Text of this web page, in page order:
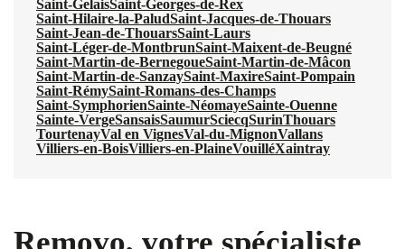
Saint-GelaisSaint-Georges-de-Rex
Saint-Hilaire-la-PaludSaint-Jacques-de-Thouars
Saint-Jean-de-ThouarsSaint-Laurs
Saint-Léger-de-MontbrunSaint-Maixent-de-Beugné
Saint-Martin-de-BernegoueSaint-Martin-de-Mâcon
Saint-Martin-de-SanzaySaint-MaxireSaint-Pompain
Saint-RémySaint-Romans-des-Champs
Saint-SymphorienSainte-NéomayeSainte-Ouenne
Sainte-VergeSansaisSaumurSciecqSurinThouars
TourtenayVal en VignesVal-du-MignonVallans
Villiers-en-BoisVilliers-en-PlaineVouilléXaintray